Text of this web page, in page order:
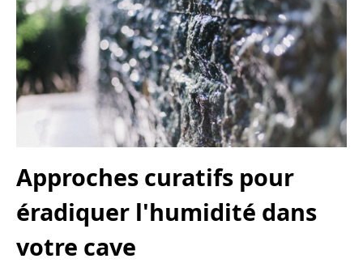
Approches curatifs pour
éradiquer l'humidité dans
votre cave